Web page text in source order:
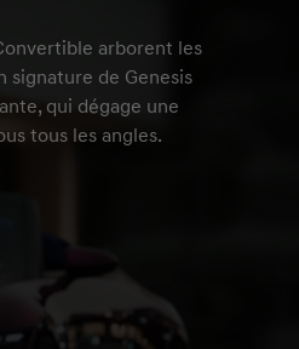
arborent les
signature de Genesis
qui dégage une
tous les angles.